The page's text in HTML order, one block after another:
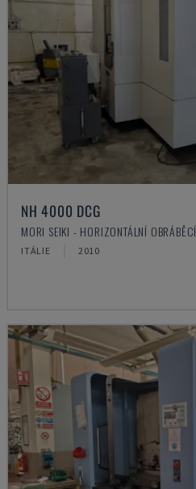
NH 4000 DCG
MORI SEIKI - HORIZONTÁLNÍ
ITÁLIE 2010